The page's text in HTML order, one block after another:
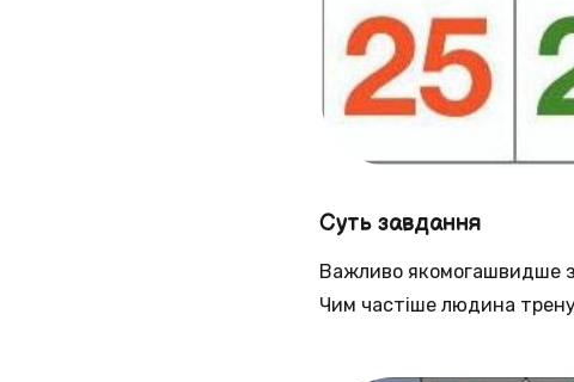
Суть завдання
Важливо якомогашвидше
Чим частіше людина